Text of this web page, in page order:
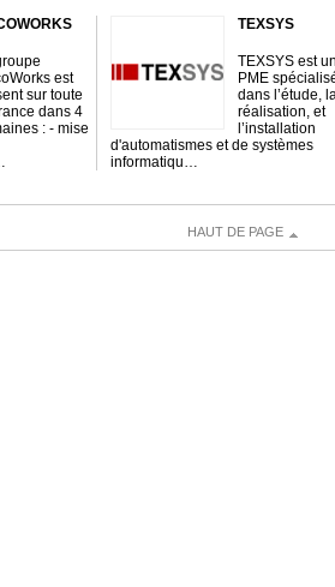
est
sur toute
dans 4
: - mise
TEXSYS
TEXSYS est
PME
dans l’étude,
réalisation, et
l’installation
d'automatismes et de systèmes
informatiqu…
HAUT DE PAGE